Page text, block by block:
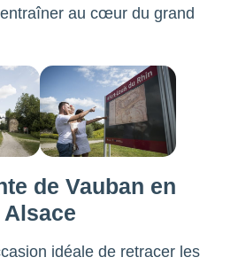
au cœur du grand
de Vauban en
Alsace
idéale de retracer les